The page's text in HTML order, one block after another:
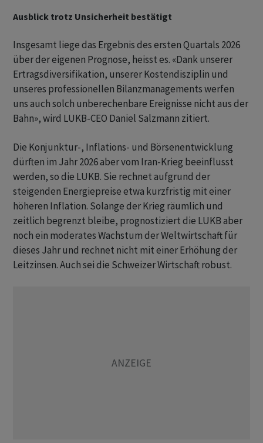
Ausblick trotz Unsicherheit bestätigt
Insgesamt liege das Ergebnis des ersten Quartals 2026
über der eigenen Prognose, heisst es. «Dank unserer
Ertragsdiversifikation, unserer Kostendisziplin und
unseres professionellen Bilanzmanagements werfen
uns auch solch unberechenbare Ereignisse nicht aus der
Bahn», wird LUKB-CEO Daniel Salzmann zitiert.
Die Konjunktur-, Inflations- und Börsenentwicklung
dürften im Jahr 2026 aber vom Iran-Krieg beeinflusst
werden, so die LUKB. Sie rechnet aufgrund der
steigenden Energiepreise etwa kurzfristig mit einer
höheren Inflation. Solange der Krieg räumlich und
zeitlich begrenzt bleibe, prognostiziert die LUKB aber
noch ein moderates Wachstum der Weltwirtschaft für
dieses Jahr und rechnet nicht mit einer Erhöhung der
Leitzinsen. Auch sei die Schweizer Wirtschaft robust.